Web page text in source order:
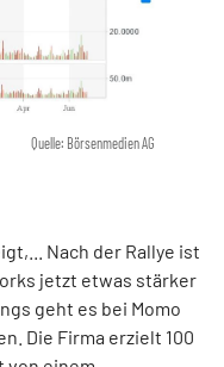
Quelle: Börsenmedien AG
Nach der Rallye ist
jetzt etwas stärker
geht es bei Momo
Die Firma erzielt 100